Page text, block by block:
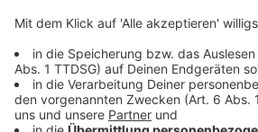
darüber abstimmen.
Anzeige